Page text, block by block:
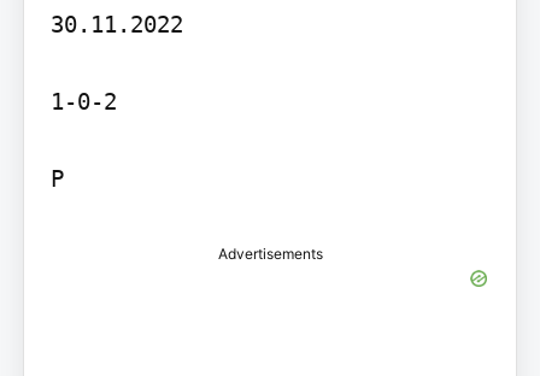
30.11.2022
1-0-2
P
Advertisements